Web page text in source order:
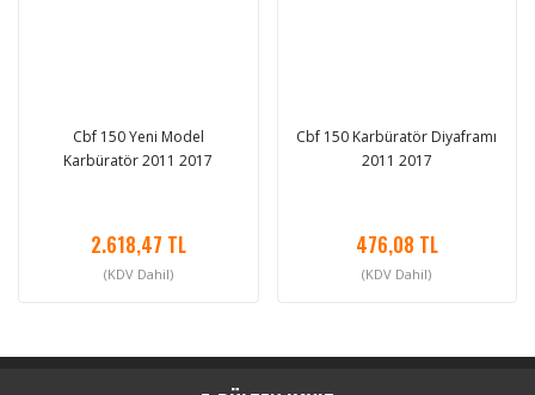
Cbf 150 Yeni Model
Karbüratör 2011 2017
2.618,47 TL
(KDV Dahil)
Cbf 150 Karbüratör Diyaframı
2011 2017
476,08 TL
(KDV Dahil)